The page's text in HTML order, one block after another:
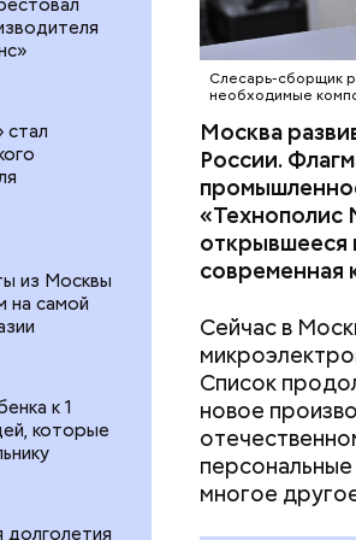
стал
из Москвы
на самой
к 1
которые
Слесарь-сборщик
необходимые
Москва
России.
«Технополис
открывшееся
современная
Сейчас в
Список
новое
многое
В Москве
жизни, что в
народ на
поклонником
его